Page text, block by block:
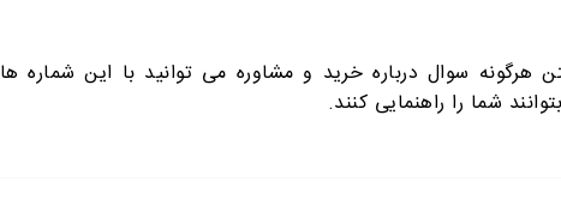
سوال درباره خرید و مشاوره می توانید با این شماره ها 02165389693
شما را راهنمایی کنند.